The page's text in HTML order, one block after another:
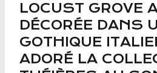
LOCUST GROVE
DÉCORÉE DANS
GOTHIQUE
ADORÉ LA